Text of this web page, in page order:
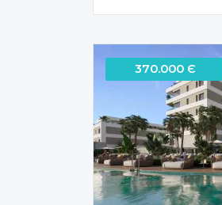
370.000 Є